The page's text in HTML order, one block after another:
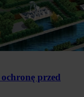
przed